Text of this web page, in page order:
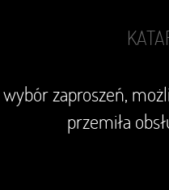
zaproszeń,
przemiła